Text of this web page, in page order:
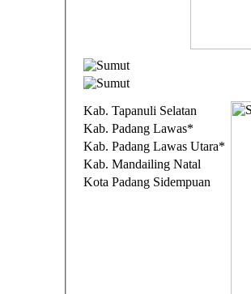
Kab. Tapanuli Selatan
Kab. Padang Lawas*
Kab. Padang Lawas Utara*
Kab. Mandailing Natal
Kota Padang Sidempuan